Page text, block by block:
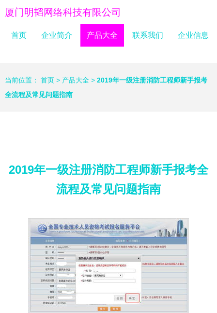
厦门明韬网络科技有限公司
首页 企业简介 产品大全 联系我们 企业信息
当前位置： 首页 > 产品大全 > 2019年一级注册消防工程师新手报考
全流程及常见问题指南
2019年一级注册消防工程师新手报考全
流程及常见问题指南